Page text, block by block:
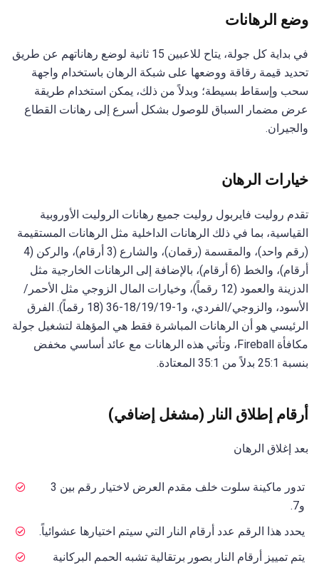
وضع الرهانات
في بداية كل جولة، يتاح للاعبين 15 ثانية لوضع رهاناتهم عن طريق
تحديد قيمة رقاقة ووضعها على شبكة الرهان باستخدام واجهة
سحب وإسقاط بسيطة؛ وبدلاً من ذلك، يمكن استخدام طريقة
عرض مضمار السباق للوصول بشكل أسرع إلى رهانات القطاع
والجيران.
خيارات الرهان
تقدم روليت فايربول روليت جميع رهانات الروليت الأوروبية
القياسية، بما في ذلك الرهانات الداخلية مثل الرهانات المستقيمة
(رقم واحد)، والمقسمة (رقمان)، والشارع (3 أرقام)، والركن (4
أرقام)، والخط (6 أرقام)، بالإضافة إلى الرهانات الخارجية مثل
الدزينة والعمود (12 رقماً)، وخيارات المال الزوجي مثل الأحمر/
الأسود، والزوجي/الفردي، و1-18/19/19-36 (18 رقماً). الفرق
الرئيسي هو أن الرهانات المباشرة فقط هي المؤهلة لتشغيل جولة
مكافأة Fireball، وتأتي هذه الرهانات مع عائد أساسي مخفض
بنسبة 25:1 بدلاً من 35:1 المعتادة.
أرقام إطلاق النار (مشغل إضافي)
بعد إغلاق الرهان
تدور ماكينة سلوت خلف مقدم العرض لاختيار رقم بين 3
و7.
يحدد هذا الرقم عدد أرقام النار التي سيتم اختيارها عشوائياً.
يتم تمييز أرقام النار بصور برتقالية تشبه الحمم البركانية